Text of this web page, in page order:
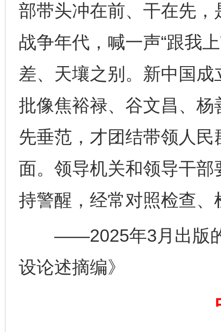
部带头冲在前、干在先
战争年代，喊一声“跟我
差、天壤之别。新中国
批像焦裕禄、谷文昌、
先垂范，才团结带领人
面。领导机关和领导干
持警醒，经常对照检查
——2025年3月出版的
设论述摘编》
完善运行机制助力责任有效落实